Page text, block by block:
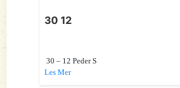
30 12
30 – 12 Peder S
Les Mer